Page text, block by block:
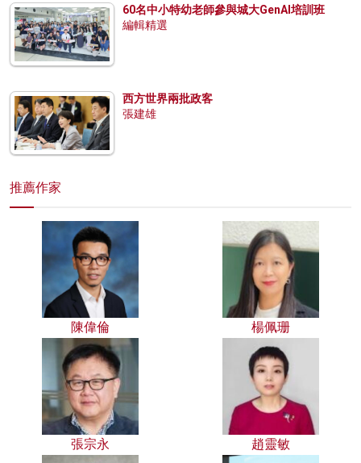
60名中小特幼老師參與城大GenAI培訓班
編輯精選
西方世界兩批政客
張建雄
推薦作家
陳偉倫 楊佩珊
張宗永 趙靈敏